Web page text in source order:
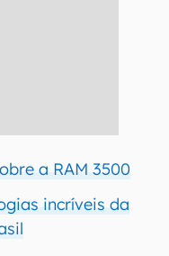
a RAM 3500
incríveis da